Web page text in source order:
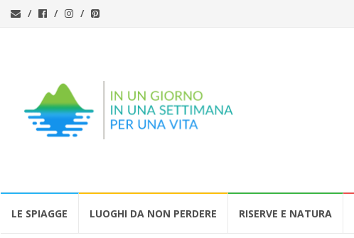
LE SPIAGGE LUOGHI DA NON PERDERE RISERVE E NATURA